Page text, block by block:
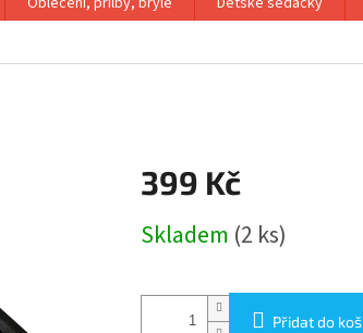
399 Kč
cena:
Skladem (2 ks)
Přidat do